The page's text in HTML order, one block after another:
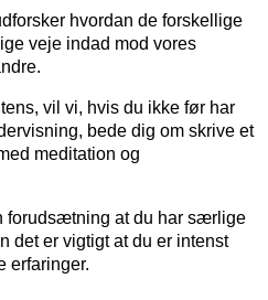
hvordan de forskellige
veje indad mod vores
vil vi, hvis du ikke før har
bede dig om skrive et
meditation og
forudsætning at du har særlige
det er vigtigt at du er intenst
erfaringer.